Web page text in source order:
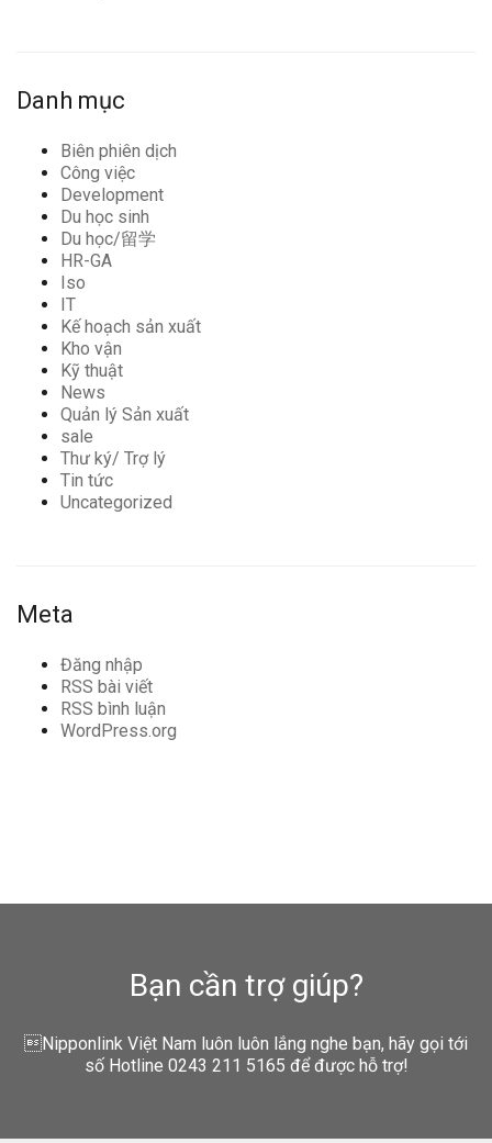
Danh mục
Biên phiên dịch
Công việc
Development
Du học sinh
Du học/留学
HR-GA
Iso
IT
Kế hoạch sản xuất
Kho vận
Kỹ thuật
News
Quản lý Sản xuất
sale
Thư ký/ Trợ lý
Tin tức
Uncategorized
Meta
Đăng nhập
RSS bài viết
RSS bình luận
WordPress.org
Bạn cần trợ giúp?
Nipponlink Việt Nam luôn luôn lắng nghe bạn, hãy gọi tới
số Hotline 0243 211 5165 để được hỗ trợ!